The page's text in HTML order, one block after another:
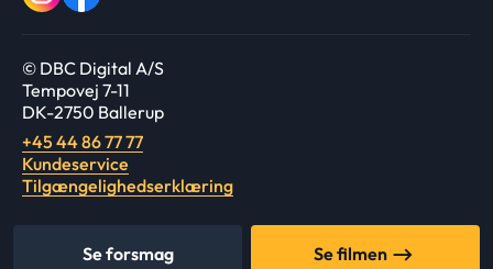
Se forsmag Se filmen
© DBC Digital A/S
Tempovej 7-11
DK-2750 Ballerup
+45 44 86 77 77
Kundeservice
Tilgængelighedserklæring